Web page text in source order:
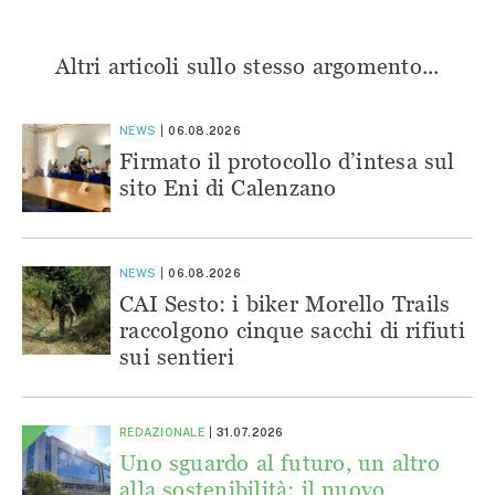
Altri articoli sullo stesso argomento...
NEWS 06.08.2026
Firmato il protocollo d’intesa sul
sito Eni di Calenzano
NEWS 06.08.2026
CAI Sesto: i biker Morello Trails
raccolgono cinque sacchi di rifiuti
sui sentieri
REDAZIONALE 31.07.2026
Uno sguardo al futuro, un altro
alla sostenibilità: il nuovo